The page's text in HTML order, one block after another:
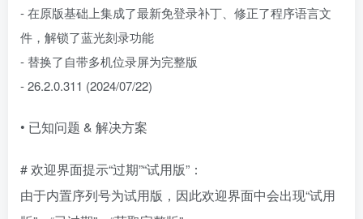
- 在原版基础上集成了最新免登录补丁、修正了程序语言文
件，解锁了蓝光刻录功能
- 替换了自带多机位录屏为完整版
- 26.2.0.311 (2024/07/22)
• 已知问题 & 解决方案
# 欢迎界面提示“过期”“试用版”：
由于内置序列号为试用版，因此欢迎界面中会出现“试用